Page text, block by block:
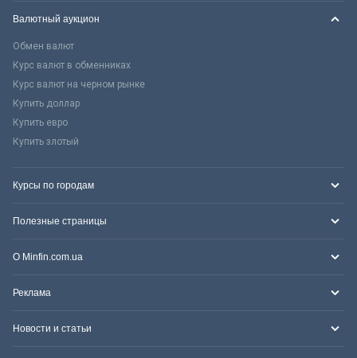
Валютный аукцион
Обмен валют
Курс валют в обменниках
Курс валют на черном рынке
Купить доллар
Купить евро
Купить злотый
Курсы по городам
Полезные страницы
О Minfin.com.ua
Реклама
Новости и статьи